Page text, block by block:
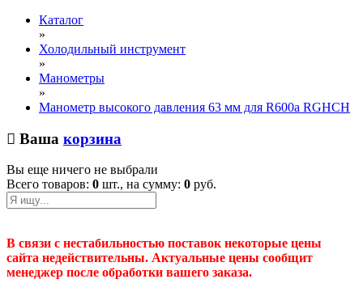
Каталог
»
Холодильный инструмент
»
Манометры
»
Манометр высокого давления 63 мм для R600a RGHCH
Ваша корзина
Вы еще ничего не выбрали
Всего товаров: 0 шт., на сумму: 0 руб.
В связи с нестабильностью поставок некоторые цены
сайта недействительны. Актуальные цены сообщит
менеджер после обработки вашего заказа.